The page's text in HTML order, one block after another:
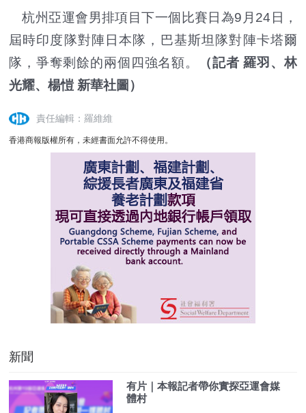
杭州亞運會男排項目下一個比賽日為9月24日，
屆時印度隊對陣日本隊，巴基斯坦隊對陣卡塔爾
隊，爭奪剩餘的兩個四強名額。
（記者 羅羽、林
光耀、楊愷 新華社圖）
責任編輯：羅維維
香港商報版權所有，未經書面允許不得使用。
新聞
有片｜本報記者帶你實探亞運會媒
體村